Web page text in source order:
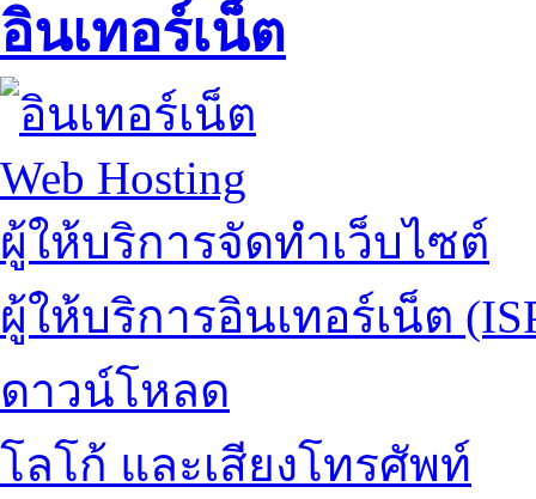
อินเทอร์เน็ต
Web Hosting
ผู้ให้บริการจัดทำเว็บไซต์
ผู้ให้บริการอินเทอร์เน็ต
ดาวน์โหลด
โลโก้ และเสียงโทรศัพท์